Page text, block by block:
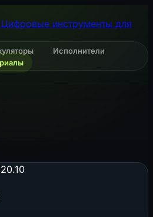
Цифровые инструменты для
Исполнители